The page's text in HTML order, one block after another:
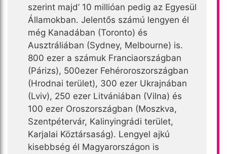
szerint majd’ 10 millióan pedig az Egyesül
Államokban. Jelentős számú lengyen él
még Kanadában (Toronto) és
Ausztráliában (Sydney, Melbourne) is.
800 ezer a számuk Franciaországban
(Párizs), 500ezer Fehéroroszországban
(Hrodnai terület), 300 ezer Ukrajnában
(Lviv), 250 ezer Litvániában (Vilna) és
100 ezer Oroszországban (Moszkva,
Szentpétervár, Kalinyingrádi terület,
Karjalai Köztársaság). Lengyel ajkú
kisebbség él Magyarországon is